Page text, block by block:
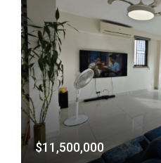
$11,500,000